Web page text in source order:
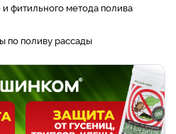
фитильного метода полива
по поливу рассады